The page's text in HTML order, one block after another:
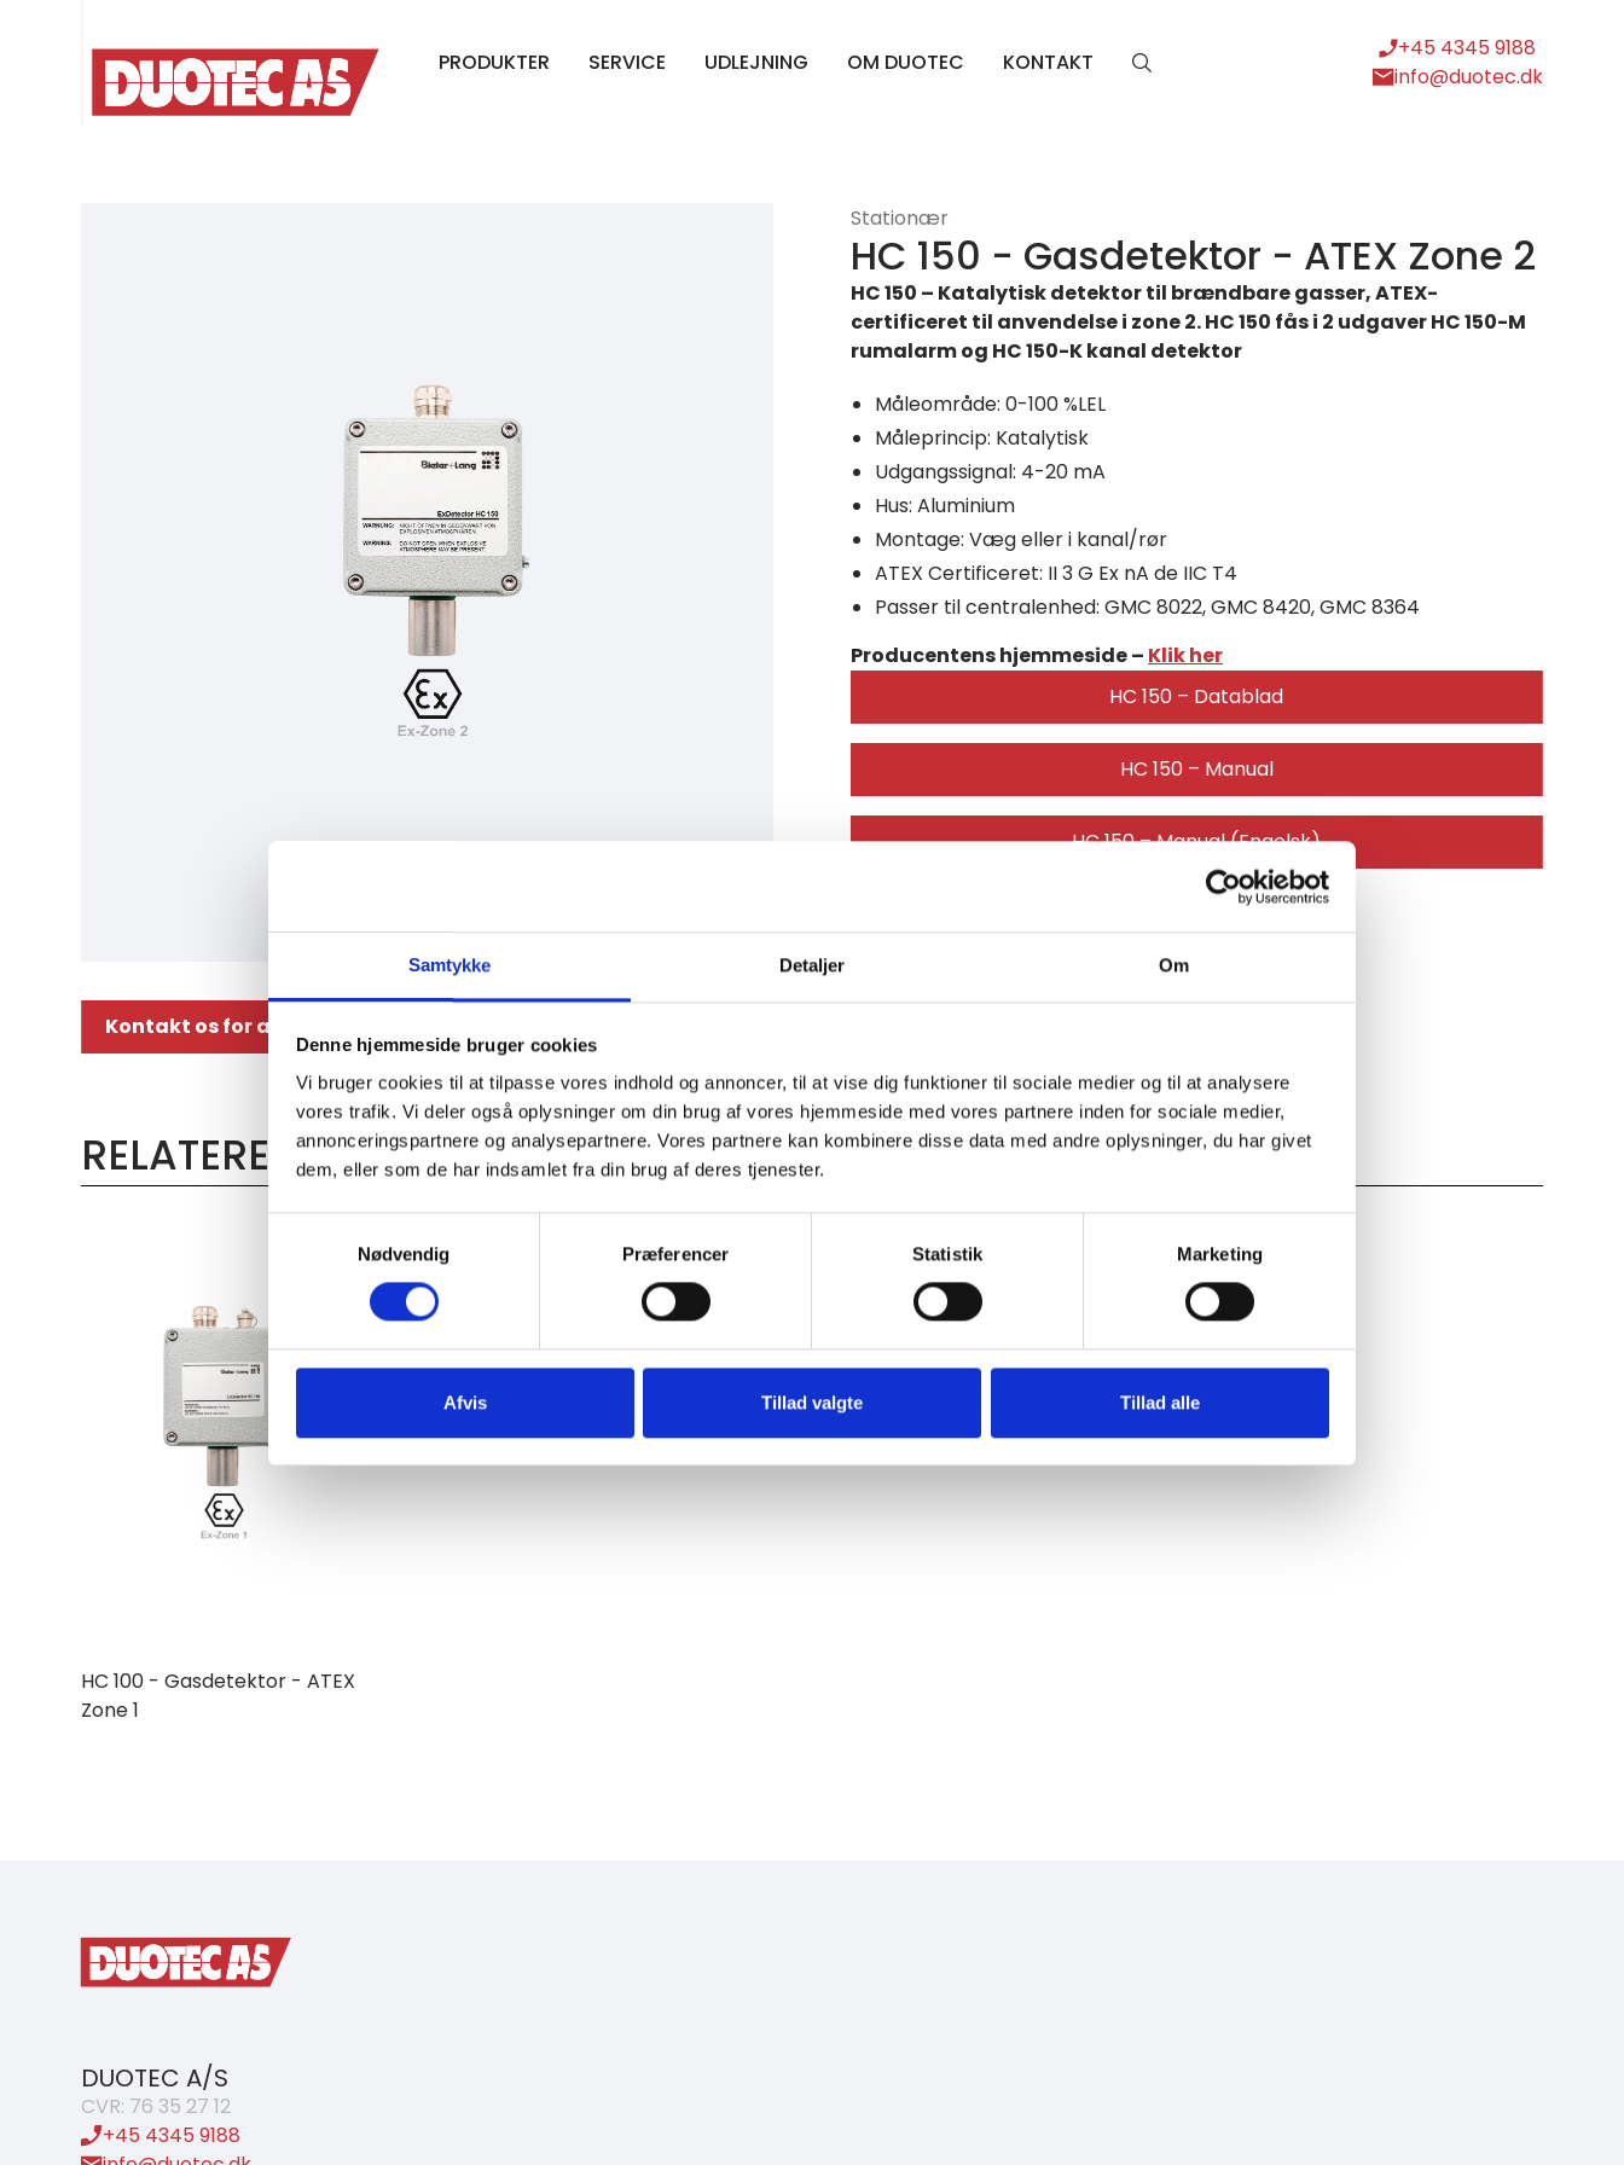
Samtykke Detaljer Om
Denne hjemmeside bruger cookies
Vi bruger cookies til at tilpasse vores indhold og annoncer, til at vise dig funktioner til sociale medier og til at analysere
vores trafik. Vi deler også oplysninger om din brug af vores hjemmeside med vores partnere inden for sociale medier,
annonceringspartnere og analysepartnere. Vores partnere kan kombinere disse data med andre oplysninger, du har givet
dem, eller som de har indsamlet fra din brug af deres tjenester.
Nødvendig
Præferencer Statistik Marketing
Afvis Tillad valgte Tillad alle
PRODUKTER SERVICE UDLEJNING OM DUOTEC KONTAKT
+45 4345 9188
info@duotec.dk
Stationær
HC 150 - Gasdetektor - ATEX Zone 2
HC 150 – Katalytisk detektor til brændbare gasser, ATEX-
certificeret til anvendelse i zone 2. HC 150 fås i 2 udgaver HC 150-M
rumalarm og HC 150-K kanal detektor
Måleområde: 0-100 %LEL
Måleprincip: Katalytisk
Udgangssignal: 4-20 mA
Hus: Aluminium
Montage: Væg eller i kanal/rør
ATEX Certificeret: II 3 G Ex nA de IIC T4
Passer til centralenhed: GMC 8022, GMC 8420, GMC 8364
Producentens hjemmeside – Klik her
HC 150 – Datablad
HC 150 – Manual
HC 150 – Manual (Engelsk)
Kontakt os for at høre mere om dette produkt
RELATEREDE PRODUKTER
HC 100 - Gasdetektor - ATEX
Zone 1
DUOTEC A/S
CVR: 76 35 27 12
+45 4345 9188